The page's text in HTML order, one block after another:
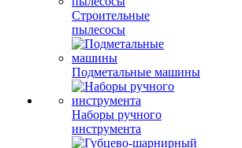
Строительные
пылесосы
Подметальные машины
Наборы ручного
инструмента